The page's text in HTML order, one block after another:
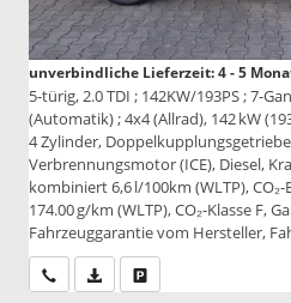
unverbindliche Lieferzeit: 4 - 5
5-türig, 2.0 TDI ; 142KW/193PS ; 7-
(Automatik) ; 4x4 (Allrad), 142 kW
4 Zylinder, Doppelkupplungsgetriebe
Verbrennungsmotor (ICE), Diesel,
kombiniert 6,6 l/100km (WLTP),
174.00 g/km (WLTP), CO₂-Klasse F,
Fahrzeuggarantie vom Hersteller,
Wir rufen Sie anPDF-Datei, Fahrzeugexposé